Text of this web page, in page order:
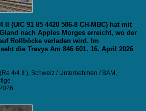
II (UIC 91 85 4420 506-8 CH-MBC) hat mit
nach Apples Morges erreicht, wo der
Rollböcke verladen wird. Im
die Travys Am 846 601. 16. April 2026
4/4 II ), Schweiz / Unternehmen / BAM ,